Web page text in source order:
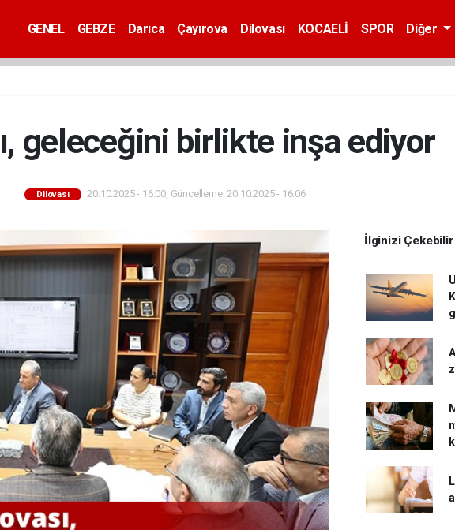
GENEL GEBZE Darıca Çayırova Dilovası KOCAELİ SPOR Diğer
geleceğini birlikte inşa ediyor
Dilovası 20.10.2025 - 16:00, Güncelleme: 20.10.2025 - 16:06
İlginizi Çekebilir